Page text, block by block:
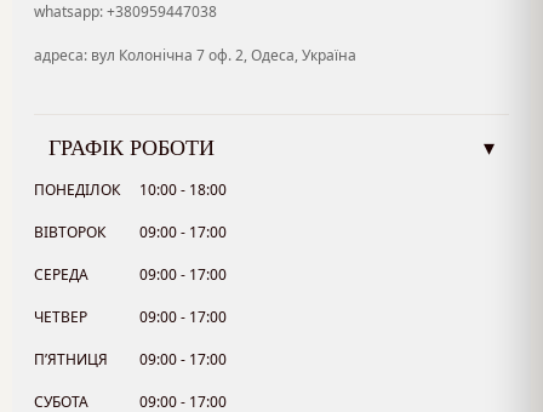
whatsapp: +380959447038
адреса: вул Колонічна 7 оф. 2, Одеса, Україна
ГРАФІК РОБОТИ ▾
ПОНЕДІЛОК 10:00 - 18:00
ВІВТОРОК 09:00 - 17:00
СЕРЕДА 09:00 - 17:00
ЧЕТВЕР 09:00 - 17:00
П’ЯТНИЦЯ 09:00 - 17:00
СУБОТА 09:00 - 17:00